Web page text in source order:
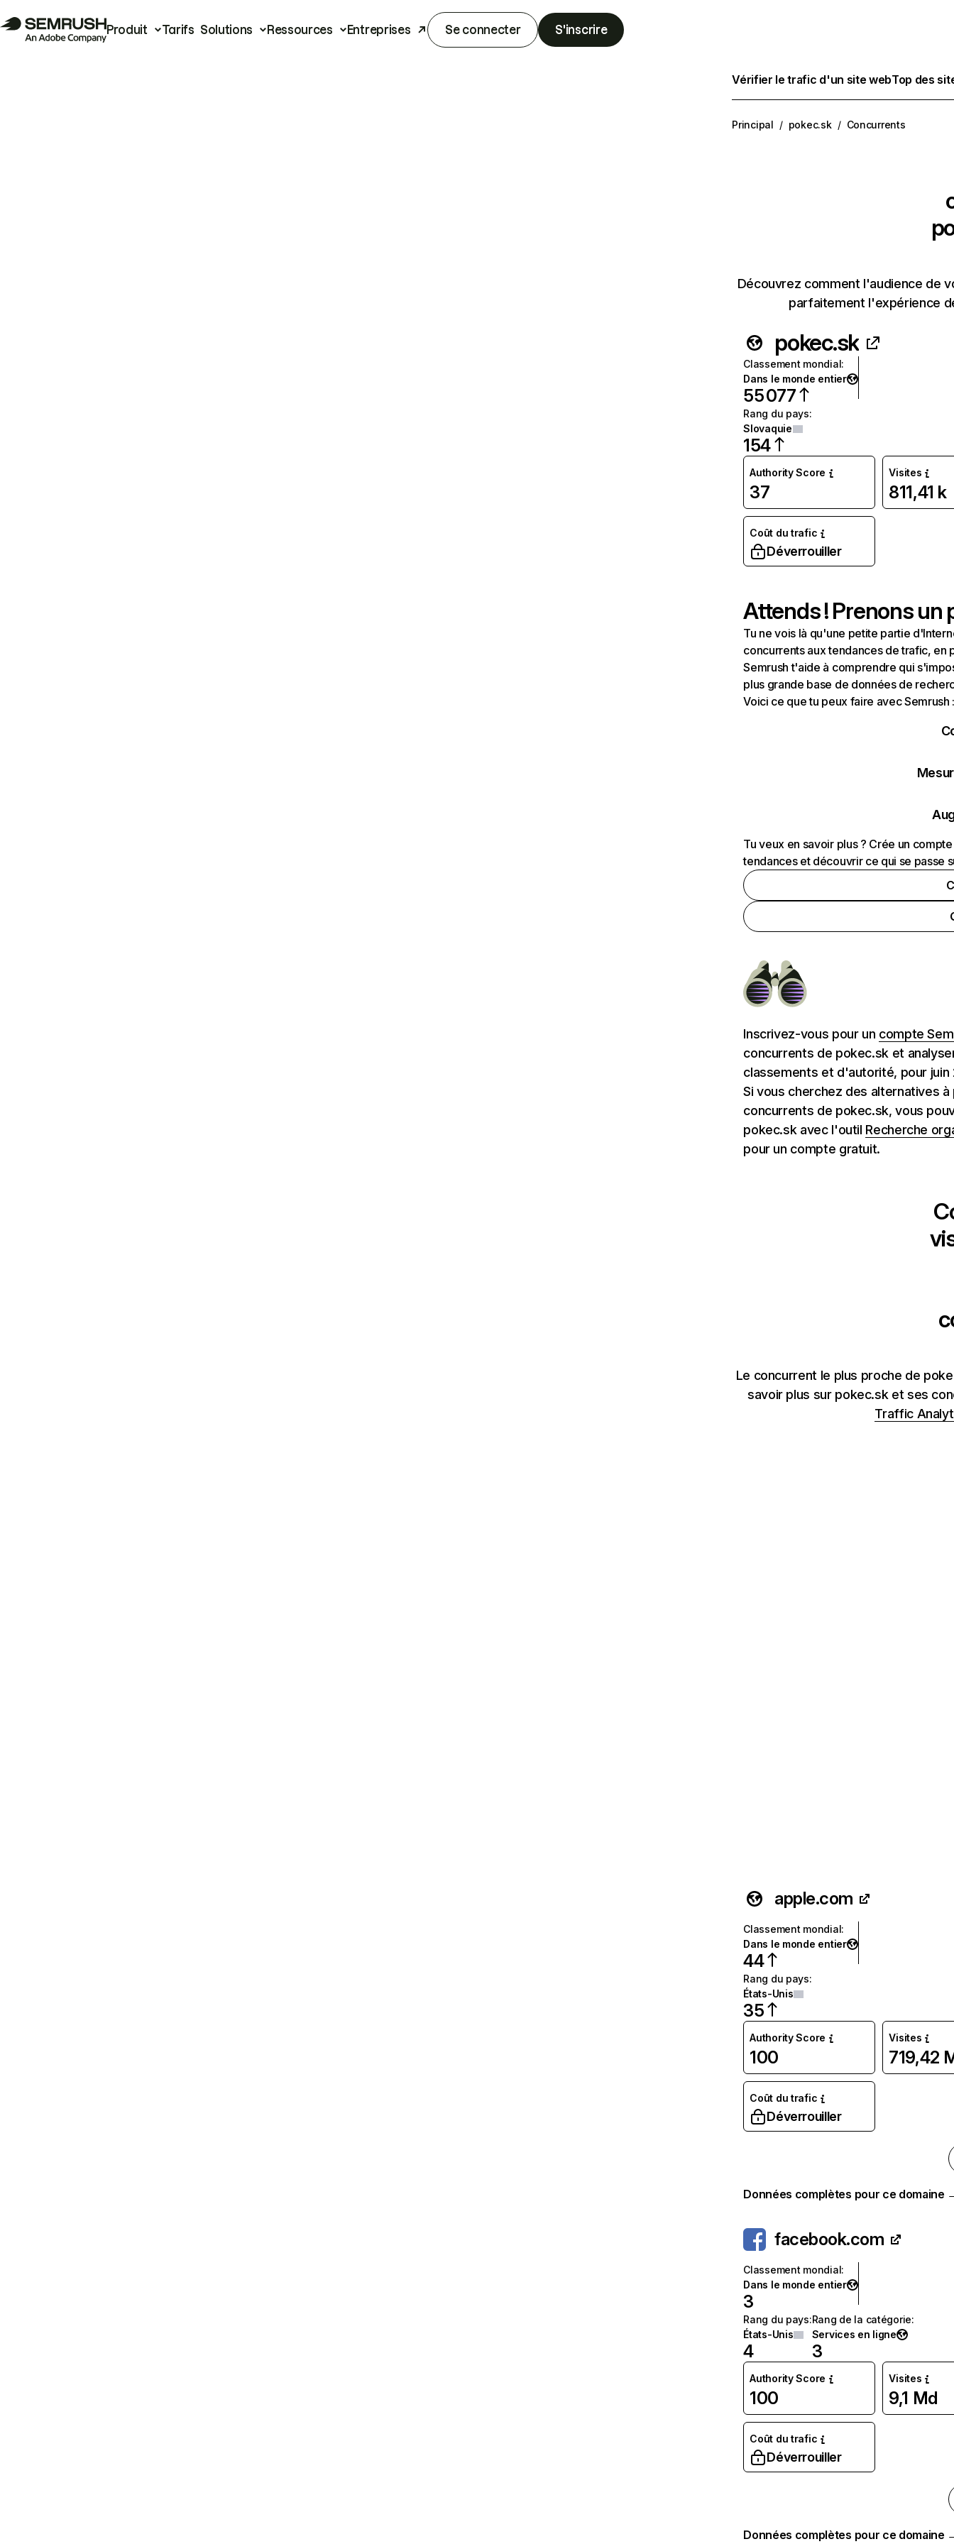
Produit Tarifs Solutions Ressources Entreprises Se connecter S'inscrire
Vérifier le trafic d'un site webTop des
Principal / pokec.sk / Concurrents
Découvrez comment l'audience de
parfaitement l'expérience
pokec.sk
Classement mondial:
Dans le monde entier
55 077
Rang du pays:
Slovaquie
154
Authority Score
37
Visites
811,41 k
Coût du trafic
Déverrouiller
Attends ! Prenons un
Tu ne vois là qu'une petite partie
concurrents aux tendances de trafic, en
Semrush t'aide à comprendre qui
plus grande base de données de
Voici ce que tu peux faire avec Semrush
Tu veux en savoir plus ? Crée un
tendances et découvrir ce qui se passe
Inscrivez-vous pour un compte
concurrents de pokec.sk et
classements et d'autorité, pour juin
Si vous cherchez des alternatives
concurrents de pokec.sk, vous
pokec.sk avec l'outil Recherche
pour un compte gratuit.
Le concurrent le plus proche de
savoir plus sur pokec.sk et ses
Traffic
apple.com
Classement mondial:
Dans le monde entier
44
Rang du pays:
États-Unis
35
Authority Score
100
Visites
719,42
Coût du trafic
Déverrouiller
Données complètes pour ce domaine
facebook.com
Classement mondial:
Dans le monde entier
3
Rang du pays:
États-Unis
4
Rang de la catégorie:
Services en ligne
3
Authority Score
100
Visites
9,1 Md
Coût du trafic
Déverrouiller
Données complètes pour ce domaine